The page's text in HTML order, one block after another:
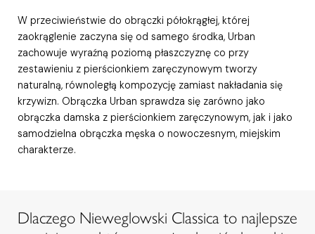
W przeciwieństwie do obrączki półokrągłej, której
zaokrąglenie zaczyna się od samego środka, Urban
zachowuje wyraźną poziomą płaszczyznę co przy
zestawieniu z pierścionkiem zaręczynowym tworzy
naturalną, równoległą kompozycję zamiast nakładania się
krzywizn. Obrączka Urban sprawdza się zarówno jako
obrączka damska z pierścionkiem zaręczynowym, jak i jako
samodzielna obrączka męska o nowoczesnym, miejskim
charakterze.
Dlaczego Nieweglowski Classica to najlepsze